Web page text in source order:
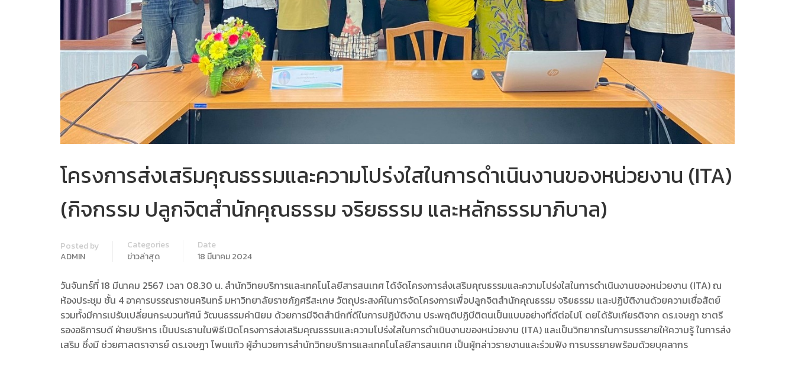
โครงการส่งเสริมคุณธรรมและความโปร่งใสในการดำเนินงานของหน่วยงาน (ITA)
(กิจกรรม ปลูกจิตสำนักคุณธรรม จริยธรรม และหลักธรรมาภิบาล)
Posted by
ADMIN
Categories
ข่าวล่าสุด
Date
18 มีนาคม 2024
วันจันทร์ที่ 18 มีนาคม 2567 เวลา 08.30 น. สำนักวิทยบริการและเทคโนโลยีสารสนเทศ ได้จัดโครงการส่งเสริมคุณธรรมและความโปร่งใสในการดำเนินงานของหน่วยงาน (ITA) ณ
ห้องประชุม ชั้น 4 อาคารบรรณราชนครินทร์ มหาวิทยาลัยราชภัฏศรีสะเกษ วัตถุประสงค์ในการจัดโครงการเพื่อปลูกจิตสำนักคุณธรรม จริยธรรม และปฏิบัติงานด้วยความเชื่อสัตย์
รวมทั้งมีการเปรับเปลี่ยนกระบวนทัศน์ วัฒนธรรมค่านิยม ด้วยการมีจิตสำนึกที่ดีในการปฏิบัติงาน ประพฤติปฏิบีติตนเป็นแบบอย่างที่ดีต่อไปโ ดยได้รับเกียรติจาก ดร.เจษฎา ชาตรี
รองอธิการบดี ฝ่ายบริหาร เป็นประธานในพิธีเปิดโครงการส่งเสริมคุณธรรมและความโปร่งใสในการดำเนินงานของหน่วยงาน (ITA) และเป็นวิทยากรในการบรรยายให้ความรู้ ในการส่ง
เสริม ซึ่งมี ช่วยศาสตราจารย์ ดร.เจษฎา โพนแก้ว ผู้อำนวยการสำนักวิทยบริการและเทคโนโลยีสารสนเทศ เป็นผู้กล่าวรายงานและร่วมฟัง การบรรยายพร้อมด้วยบุคลากร